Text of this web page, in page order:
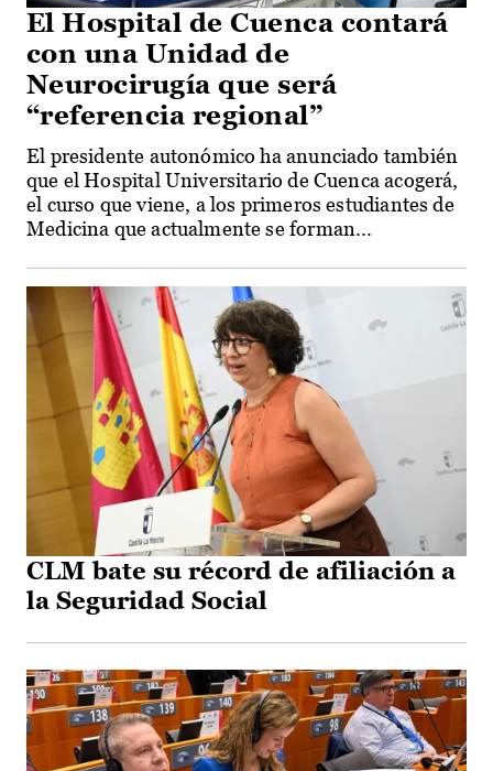
El Hospital de Cuenca contará
con una Unidad de
Neurocirugía que será
“referencia regional”
El presidente autonómico ha anunciado también
que el Hospital Universitario de Cuenca acogerá,
el curso que viene, a los primeros estudiantes de
Medicina que actualmente se forman...
CLM bate su récord de afiliación a
la Seguridad Social